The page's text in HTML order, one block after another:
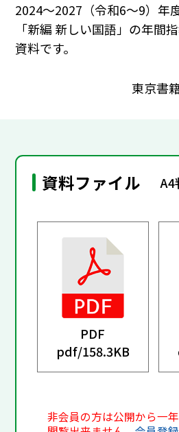
2024～2027（令和6～9）年
「新編 新しい国語」の年間
資料です。
東京書
資料ファイル A4
PDF
pdf/158.3KB
非会員の方は公開から一